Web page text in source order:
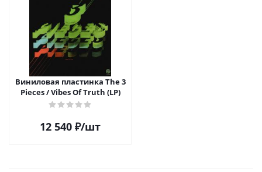
Виниловая пластинка The 3
Pieces / Vibes Of Truth (LP)
12 540 ₽/шт